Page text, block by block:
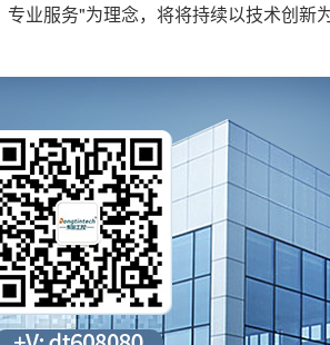
业服务"为理念，将将持续以技术创新